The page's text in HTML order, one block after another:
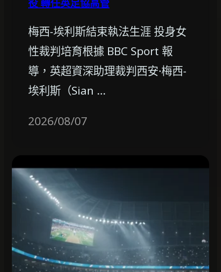
役 轉任英足協高管
梅西-埃利斯結束執法生涯 投身女
性裁判培育根據 BBC Sport 報
導，英超資深助理裁判西安·梅西-
埃利斯（Sian …
2026/08/07